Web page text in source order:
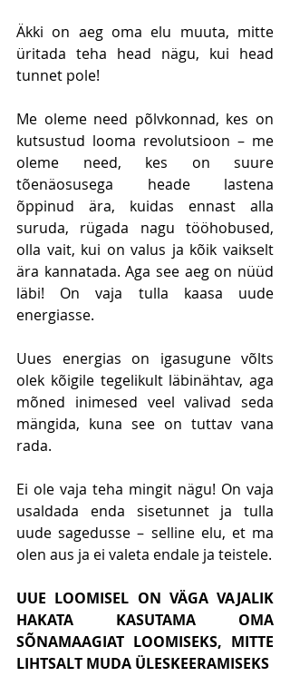
Äkki on aeg oma elu muuta, mitte
üritada teha head nägu, kui head
tunnet pole!
Me oleme need põlvkonnad, kes on
kutsustud looma revolutsioon – me
oleme need, kes on suure
tõenäosusega heade lastena
õppinud ära, kuidas ennast alla
suruda, rügada nagu tööhobused,
olla vait, kui on valus ja kõik vaikselt
ära kannatada. Aga see aeg on nüüd
läbi! On vaja tulla kaasa uude
energiasse.
Uues energias on igasugune võlts
olek kõigile tegelikult läbinähtav, aga
mõned inimesed veel valivad seda
mängida, kuna see on tuttav vana
rada.
Ei ole vaja teha mingit nägu! On vaja
usaldada enda sisetunnet ja tulla
uude sagedusse – selline elu, et ma
olen aus ja ei valeta endale ja teistele.
UUE LOOMISEL ON VÄGA VAJALIK
HAKATA KASUTAMA OMA
SÕNAMAAGIAT LOOMISEKS, MITTE
LIHTSALT MUDA ÜLESKEERAMISEKS